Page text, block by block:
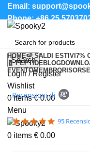
Email:
Phone: +86 25
Search
Login / Register
Wishlist
0items €0.00
Menu
0 items € 0.00
HOME🍉 SALDI ESTIVI 7%
🧬 PEPTIDEBLOG
EVENTOMEMBRORISORSE
Popup content starts
Recensioni di
5.0 star
95